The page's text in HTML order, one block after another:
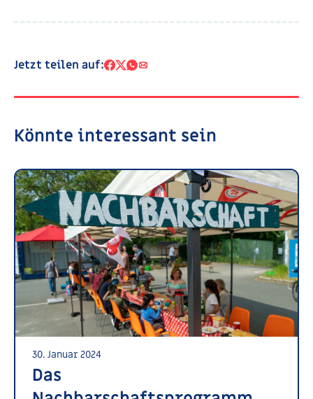
Jetzt teilen auf:
Könnte interessant sein
30. Januar 2024
Das